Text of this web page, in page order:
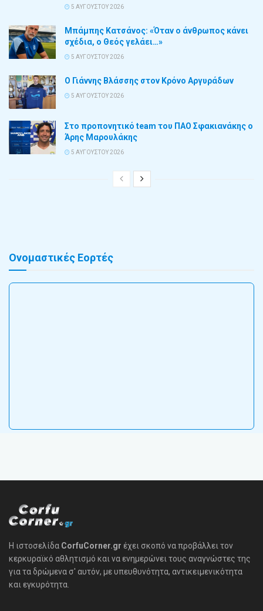
5 ΑΥΓΟΎΣΤΟΥ 2026
Μπάμπης Κατσάνος: «Όταν ο άνθρωπος κάνει
σχέδια, ο Θεός γελάει…»
5 ΑΥΓΟΎΣΤΟΥ 2026
Ο Γιάννης Βλάσσης στον Κρόνο Αργυράδων
5 ΑΥΓΟΎΣΤΟΥ 2026
Στο προπονητικό team του ΠΑΟ Σφακιανάκης ο
Άρης Μαρουλάκης
5 ΑΥΓΟΎΣΤΟΥ 2026
Ονομαστικές Εορτές
Η ιστοσελίδα CorfuCorner.gr έχει σκοπό να προβάλλει τον
κερκυραϊκό αθλητισμό και να ενημερώνει τους αναγνώστες της
για τα δρώμενα σ' αυτόν, με υπευθυνότητα, αντικειμενικότητα
και εγκυρότητα.